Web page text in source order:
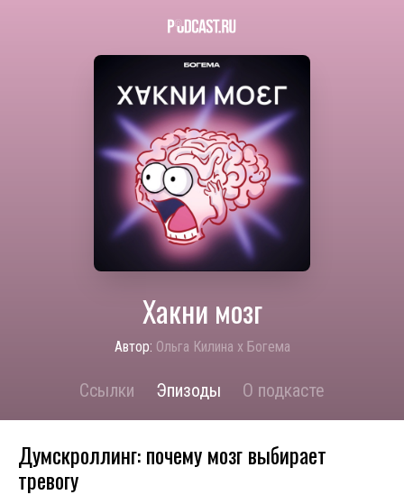
Хакни мозг
Автор: Ольга Килина х Богема
Ссылки Эпизоды О подкасте
Думскроллинг: почему мозг выбирает
тревогу